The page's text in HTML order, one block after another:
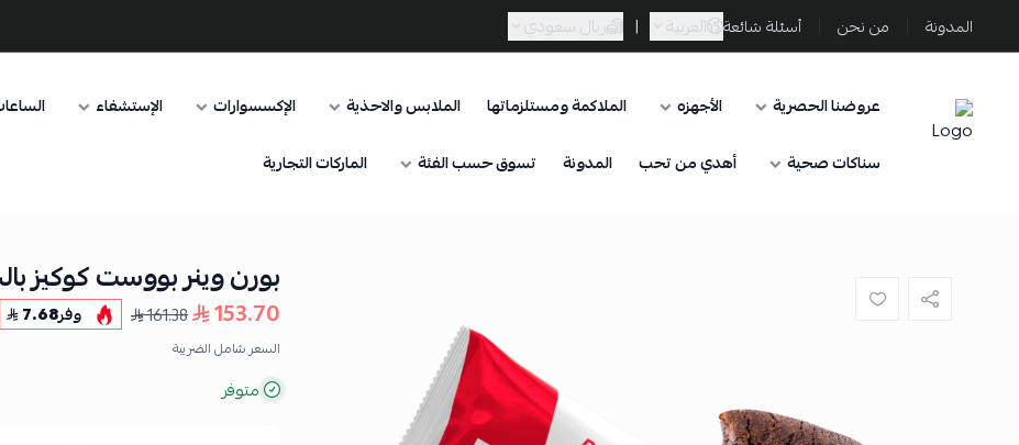
المدونة من نحن أسئلة شائعة العربية | ريال سعودي
Sporta
عروضنا الحصرية الأجهزه الملاكمة ومستلزماتها الملابس والاحذية الإكسسوارات الإستشفاء
سناكات صحية
أهدي من تحب المدونة تسوق حسب الفئة الماركات التجارية
بورن وينر بووست كوكيز
153.70
161.38 وفر7.68
السعر شامل الضريبة
متوفر